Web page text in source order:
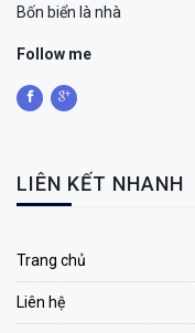
Bốn biển là nhà
Follow me
LIÊN KẾT NHANH
Trang chủ
Liên hệ